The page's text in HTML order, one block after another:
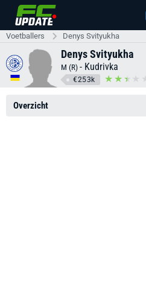
Voetballers Denys Svityukha
Denys Svityukha
M (R) - Kudrivka
€253k
Overzicht